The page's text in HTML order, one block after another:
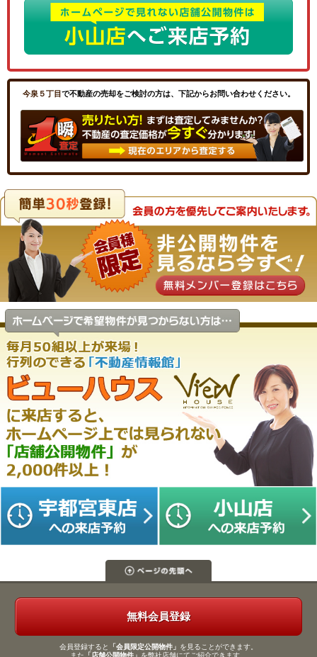
今泉５丁目で不動産の売却をご検討の方は、下記からお問い合わせください。
無料会員登録
会員登録すると 「会員限定公開物件」 を見ることができます。
また 「店舗公開物件」 を弊社店舗にてご紹介できます。